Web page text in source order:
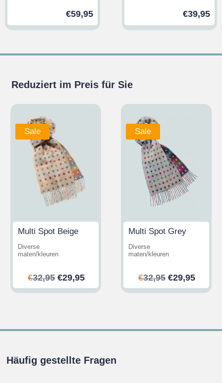
€59,95 €39,95
Reduziert im Preis für Sie
Sale
Multi Spot Beige
Diverse
maten/kleuren
€32,95 Ursprünglicher
Preis
€29,95Aktueller
Preis
Sale
Multi Spot Grey
Diverse
maten/kleuren
€32,95
Preis
€29,95
Preis
Häufig gestellte Fragen